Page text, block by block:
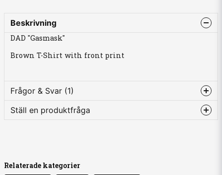
Beskrivning
DAD "Gasmask"
Brown T-Shirt with front print
Frågor & Svar (1)
unisex, vanlig t-shirt
Ställ en produktfråga
Relaterade kategorier